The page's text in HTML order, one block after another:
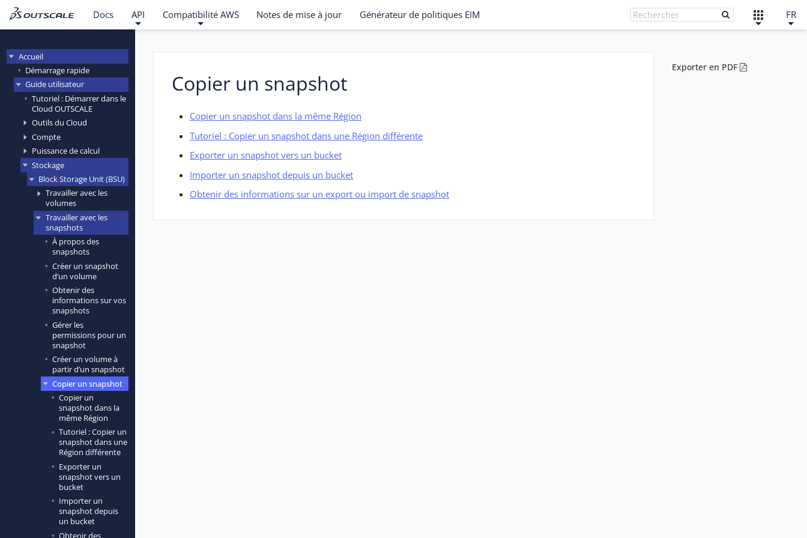
Docs API Compatibilité AWS Notes de mise à jour Générateur de politiques EIM FR
Accueil
Démarrage rapide
Guide utilisateur
Tutoriel : Démarrer dans le
Cloud OUTSCALE
Outils du Cloud
Compte
Puissance de calcul
Stockage
Block Storage Unit (BSU)
Travailler avec les
volumes
Travailler avec les
snapshots
À propos des
snapshots
Créer un snapshot
d’un volume
Obtenir des
informations sur vos
snapshots
Gérer les
permissions pour un
snapshot
Créer un volume à
partir d’un snapshot
Copier un snapshot
Copier un
snapshot dans la
même Région
Tutoriel : Copier un
snapshot dans une
Région différente
Exporter un
snapshot vers un
bucket
Importer un
snapshot depuis
un bucket
Obtenir des
Exporter en PDF
Copier un snapshot
Copier un snapshot dans la même Région
Tutoriel : Copier un snapshot dans une Région différente
Exporter un snapshot vers un bucket
Importer un snapshot depuis un bucket
Obtenir des informations sur un export ou import de snapshot